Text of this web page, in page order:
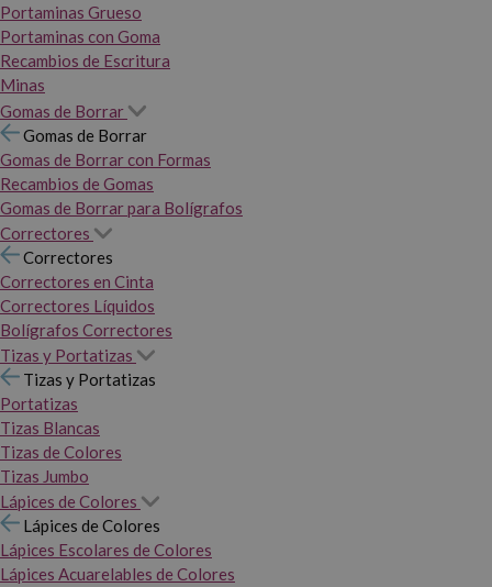
Portaminas Grueso
Portaminas con Goma
Recambios de Escritura
Minas
Gomas de Borrar
Gomas de Borrar
Gomas de Borrar con Formas
Recambios de Gomas
Gomas de Borrar para Bolígrafos
Correctores
Correctores
Correctores en Cinta
Correctores Líquidos
Bolígrafos Correctores
Tizas y Portatizas
Tizas y Portatizas
Portatizas
Tizas Blancas
Tizas de Colores
Tizas Jumbo
Lápices de Colores
Lápices de Colores
Lápices Escolares de Colores
Lápices Acuarelables de Colores